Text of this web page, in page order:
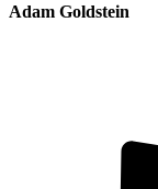
Adam Goldstein